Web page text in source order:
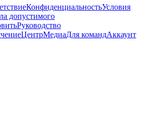
КонфиденциальностьУсловия
допустимого
Руководство
ЦентрМедиаДля командАккаунт